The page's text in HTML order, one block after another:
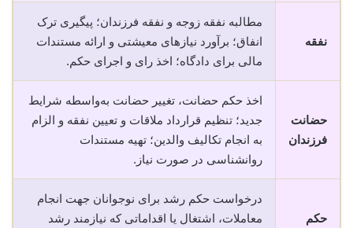
نفقه
مطالبه نفقه زوجه و نفقه فرزندان؛ پیگیری ترک
انفاق؛ برآورد نیازهای معیشتی و ارائه مستندات
مالی برای دادگاه؛ اخذ رای و اجرای حکم.
حضانت
فرزندان
اخذ حکم حضانت، تغییر حضانت به‌واسطه شرایط
جدید؛ تنظیم قرارداد ملاقات و تعیین نفقه و الزام
به انجام تکالیف والدین؛ تهیه مستندات
روانشناسی در صورت نیاز.
حکم
درخواست حکم رشد برای نوجوانان جهت انجام
معاملات، اشتغال یا اقداماتی که نیازمند رشد